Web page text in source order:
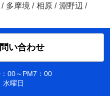
/ 多摩境 / 相原 / 淵野辺 /
い合わせ
00～PM7：00
水曜日